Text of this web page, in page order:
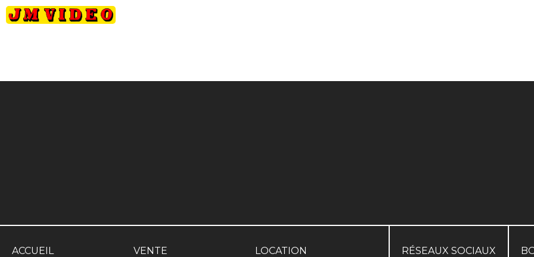
ACCUEIL VENTE LOCATION RÉSEAUX SOCIAUX